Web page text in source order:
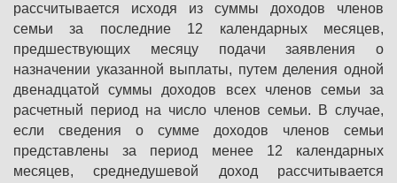
рассчитывается исходя из суммы доходов членов
семьи за последние 12 календарных месяцев,
предшествующих месяцу подачи заявления о
назначении указанной выплаты, путем деления одной
двенадцатой суммы доходов всех членов семьи за
расчетный период на число членов семьи. В случае,
если сведения о сумме доходов членов семьи
представлены за период менее 12 календарных
месяцев, среднедушевой доход рассчитывается